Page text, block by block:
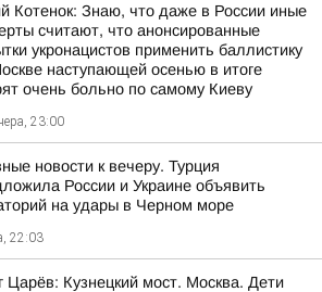
Котенок: Знаю, что даже в России иные
считают, что анонсированные
укронацистов применить баллистику
наступающей осенью в итоге
очень больно по самому Киеву
23:00
новости к вечеру. Турция
России и Украине объявить
на удары в Черном море
22:03
Царёв: Кузнецкий мост. Москва. Дети